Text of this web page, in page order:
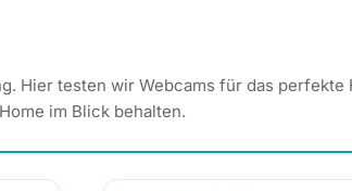
Hier testen wir Webcams für das
im Blick behalten.